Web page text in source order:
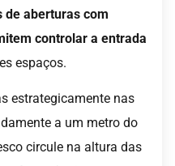
de aberturas com
controlar a entrada
espaços.
estrategicamente nas
a um metro do
circule na altura das